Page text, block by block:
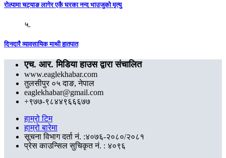
रोल्पामा चट्याङ लागेर एकै घरका नन्द भाउजुको मृत्यु
५.
दिनदारै व्यावसायिक माथी हातपात
एच. आर. मिडिया हाउस द्वारा संचालित
www.eaglekhabar.com
तुलसीपुर ०५ दाङ, नेपाल
eaglekhabar@gmail.com
+९७७-९८४४९६६६७७
हाम्रो टिम
हाम्रो बारेमा
सूचना विभाग दर्ता नं. :४०७६-२०८०/२०८१
प्रेस काउन्सिल सुचिकृत नं. : ४०९६